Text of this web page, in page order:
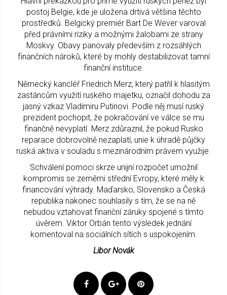
postoj Belgie, kde je uložena drtivá většina těchto
prostředků. Belgický premiér Bart De Wever varoval
před právními riziky a možnými žalobami ze strany
Moskvy. Obavy panovaly především z rozsáhlých
finančních nároků, které by mohly destabilizovat tamní
finanční instituce.
Německý kancléř Friedrich Merz, který patřil k hlasitým
zastáncům využití ruského majetku, označil dohodu za
jasný vzkaz Vladimiru Putinovi. Podle něj musí ruský
prezident pochopit, že pokračování ve válce se mu
finančně nevyplatí. Merz zdůraznil, že pokud Rusko
reparace dobrovolně nezaplatí, unie k úhradě půjčky
ruská aktiva v souladu s mezinárodním právem využije.
Schválení pomoci skrze unijní rozpočet umožnil
kompromis se zeměmi střední Evropy, které měly k
financování výhrady. Maďarsko, Slovensko a Česká
republika nakonec souhlasily s tím, že se na ně
nebudou vztahovat finanční záruky spojené s tímto
úvěrem. Viktor Orbán tento výsledek jednání
komentoval na sociálních sítích s uspokojením.
Libor Novák